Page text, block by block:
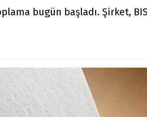
bugün başladı. Şirket,